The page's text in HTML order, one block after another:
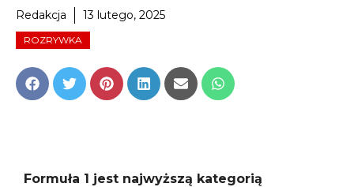
Redakcja 13 lutego, 2025
ROZRYWKA
Share
on
Share
on
Share
on
Share
on
Share
on
Share
on
Formuła 1 jest najwyższą kategorią